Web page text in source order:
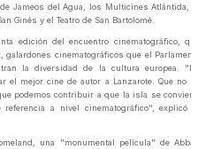
Jameos del Agua, los Multicines Atlántida,
Ginés y el Teatro de San Bartolomé.
edición del encuentro cinematográfico,
cinematográficos que el
la diversidad de la cultura europea.
el mejor cine de autor a Lanzarote. Que no
podemos contribuir a que la isla se
a nivel cinematográfico", explicó
una "monumental película" de